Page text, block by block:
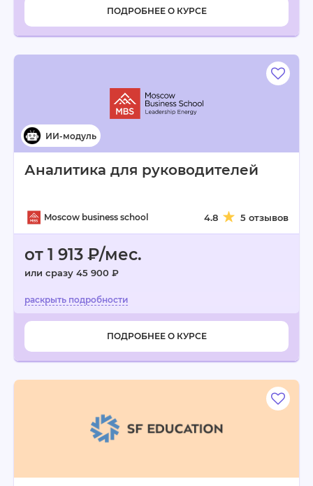
ПОДРОБНЕЕ О КУРСЕ
Аналитика для руководителей
Moscow business school 4.8 5 отзывов
от 1 913 ₽/мес.
или сразу 45 900 ₽
ПОДРОБНЕЕ О КУРСЕ